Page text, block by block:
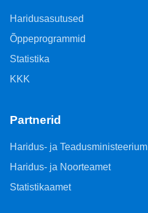
Haridusasutused
Õppeprogrammid
Statistika
KKK
Partnerid
Haridus- ja Teadusministeerium
Haridus- ja Noorteamet
Statistikaamet